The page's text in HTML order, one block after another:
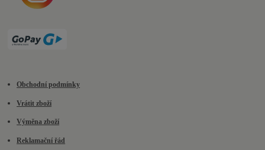
Obchodní podmínky
Vrátit zboží
Výměna zboží
Reklamační řád